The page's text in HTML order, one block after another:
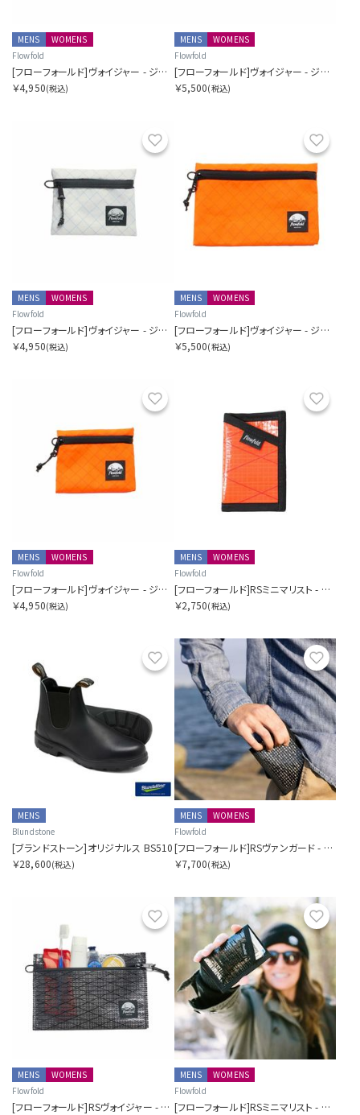
MENS
WOMENS
Flowfold
[フローフォールド]ヴォイジャー - ジッパーポーチ - S
￥4,950(税込)
MENS
WOMENS
Flowfold
[フローフォールド]ヴォイジャー - ジッパーポーチ - M
￥5,500(税込)
お気に入り
MENS
WOMENS
Flowfold
[フローフォールド]ヴォイジャー - ジッパーポーチ - S
￥4,950(税込)
MENS
WOMENS
Flowfold
[フローフォールド]ヴォイジャー - ジッパーポーチ - M
￥5,500(税込)
お気に入り
MENS
WOMENS
Flowfold
[フローフォールド]ヴォイジャー - ジッパーポーチ - S
￥4,950(税込)
MENS
WOMENS
Flowfold
[フローフォールド]RSミニマリスト - カードホルダーウォレット
￥2,750(税込)
お気に入り
MENS
Blundstone
[ブランドストーン]オリジナルス BS510
￥28,600(税込)
お気
MENS
WOMENS
Flowfold
[フローフォールド]RSヴァンガード - バイフォールドウォレット
￥7,700(税込)
お気に入り
MENS
WOMENS
Flowfold
[フローフォールド]RSヴォイジャー - ジッパーポーチ - M
お気
MENS
WOMENS
Flowfold
[フローフォールド]RSミニマリスト - カードホルダーウォレット